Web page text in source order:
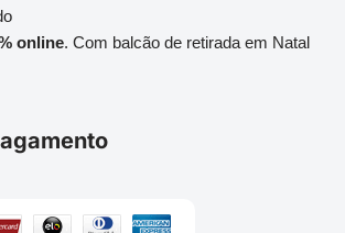
online. Com balcão de retirada em Natal